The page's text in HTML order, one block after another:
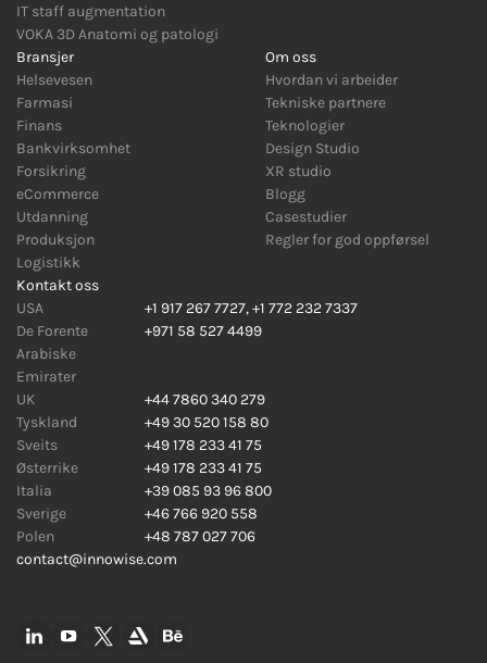
IT staff augmentation
VOKA 3D Anatomi og patologi
Bransjer
Helsevesen
Farmasi
Finans
Bankvirksomhet
Forsikring
eCommerce
Utdanning
Produksjon
Logistikk
Om oss
Hvordan vi arbeider
Tekniske partnere
Teknologier
Design Studio
XR studio
Blogg
Casestudier
Regler for god oppførsel
Kontakt oss
USA
+1 917 267 7727,+1 772 232 7337
De Forente
Arabiske
Emirater
+971 58 527 4499
UK
+44 7860 340 279
Tyskland
+49 30 520 158 80
Sveits
+49 178 233 41 75
Østerrike
+49 178 233 41 75
Italia
+39 085 93 96 800
Sverige
+46 766 920 558
Polen
+48 787 027 706
contact@innowise.com